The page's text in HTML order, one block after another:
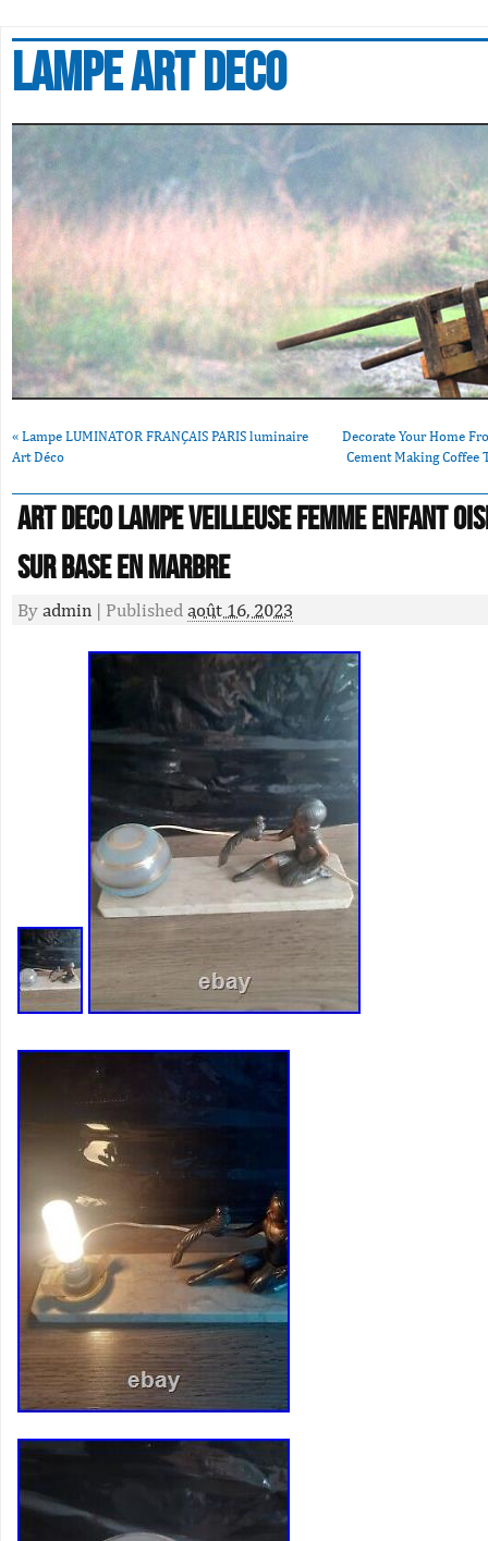
Lampe art deco
« Lampe LUMINATOR FRANÇAIS PARIS luminaire
Art Déco
Decorate Your Home
Cement Making Coffee
ART DECO LAMPE VEILLEUSE femme Enfant
sur base en marbre
By admin | Published août 16, 2023